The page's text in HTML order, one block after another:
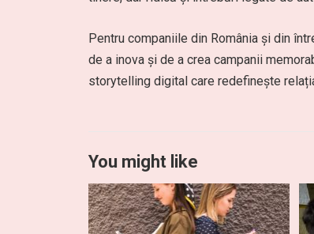
Pentru companiile din România și din
de a inova și de a crea campanii
storytelling digital care redefinește
You might like